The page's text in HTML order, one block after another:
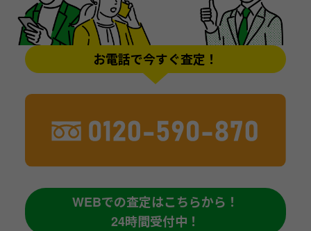
お電話で今すぐ査定！
WEBでの査定はこちらから！
24時間受付中！